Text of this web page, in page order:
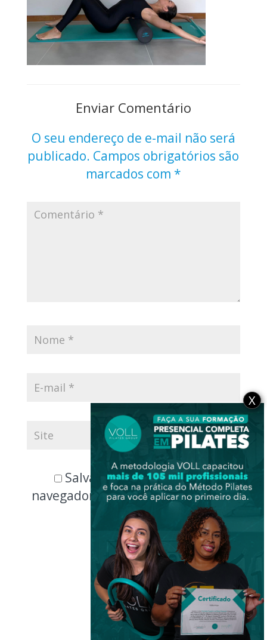
Enviar Comentário
O seu endereço de e-mail não será
publicado. Campos obrigatórios são
marcados com *
Salvar meus dados neste
navegador para a próxima vez que
eu comentar.
X